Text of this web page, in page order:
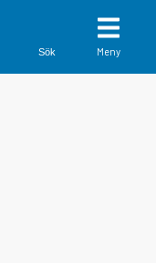
Sök Meny